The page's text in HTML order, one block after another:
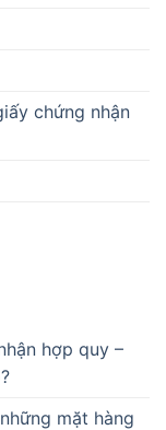
chứng nhận
hợp quy –
mặt hàng